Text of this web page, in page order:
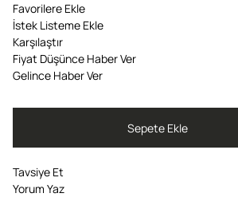
Favorilere Ekle
İstek Listeme Ekle
Karşılaştır
Fiyat Düşünce Haber Ver
Gelince Haber Ver
Tavsiye Et
Yorum Yaz